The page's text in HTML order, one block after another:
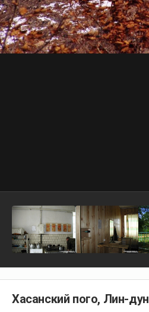
Хасанский пого, Лин-дун